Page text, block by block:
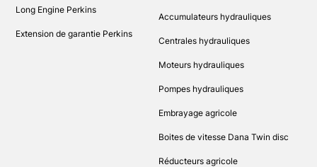
Long Engine Perkins
Extension de garantie Perkins
Accumulateurs hydrauliques
Centrales hydrauliques
Moteurs hydrauliques
Pompes hydrauliques
Embrayage agricole
Boites de vitesse Dana Twin disc
Réducteurs agricole